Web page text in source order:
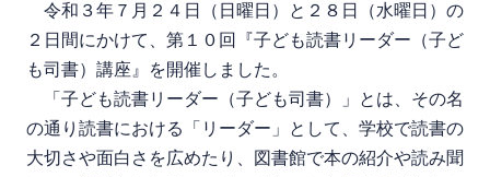
令和３年７月２４日（日曜日）と２８日（水曜日）の
２日間にかけて、第１０回『子ども読書リーダー（子ど
も司書）講座』を開催しました。
「子ども読書リーダー（子ども司書）」とは、その名
の通り読書における「リーダー」として、学校で読書の
大切さや面白さを広めたり、図書館で本の紹介や読み聞